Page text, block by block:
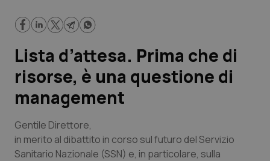
Regioni e Asl
Lavoro e Professioni
Scienza e Farmaci
Studi e Analisi
Lettere al direttore
Lista d’attesa. Prima che di
risorse, è una questione di
management
Gentile Direttore,
in merito al dibattito in corso sul futuro del Servizio
Sanitario Nazionale (SSN) e, in particolare, sulla